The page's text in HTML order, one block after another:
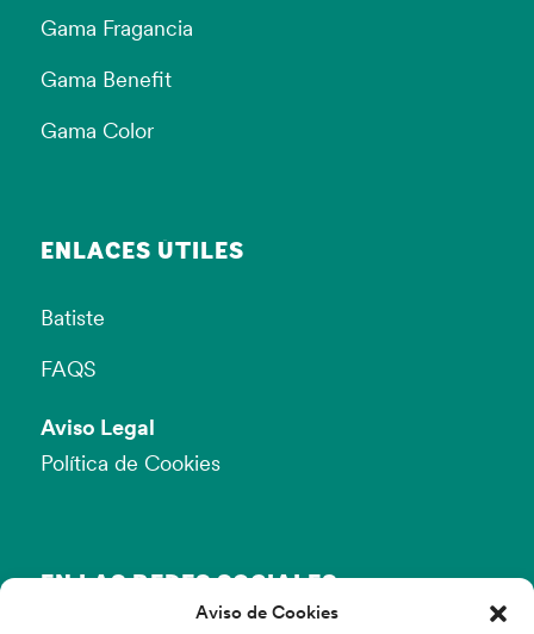
Aviso de Cookies
Gama Fragancia
Gama Benefit
Gama Color
ENLACES ÚTILES
Batiste
FAQS
Aviso Legal
Política de Cookies
EN LAS REDES SOCIALES